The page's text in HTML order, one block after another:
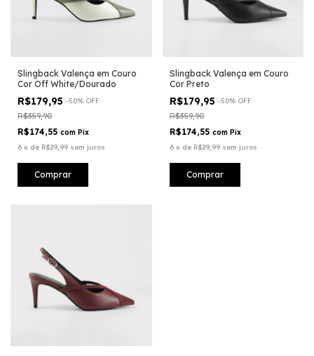
Slingback Valença em Couro
Cor Off White/Dourado
R$179,95 -50% OFF
R$359,90
R$174,55 com Pix
6 x de R$29,99 sem juros
Comprar
Slingback Valença em Couro
Cor Preto
R$179,95 -50% OFF
R$359,90
R$174,55 com Pix
6 x de R$29,99 sem juros
Comprar